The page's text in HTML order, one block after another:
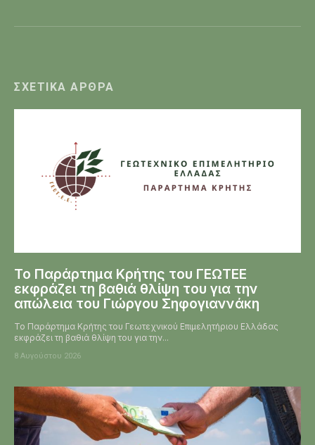
ΣΧΕΤΙΚΆ ΆΡΘΡΑ
Το Παράρτημα Κρήτης του ΓΕΩΤΕΕ
εκφράζει τη βαθιά θλίψη του για την
απώλεια του Γιώργου Σηφογιαννάκη
Το Παράρτημα Κρήτης του Γεωτεχνικού Επιμελητήριου Ελλάδας
εκφράζει τη βαθιά θλίψη του για την...
8 Αυγούστου 2026